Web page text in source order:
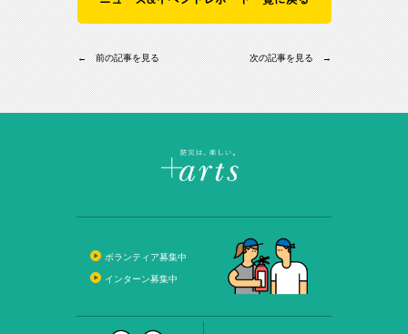
← 前の記事を見る 次の記事を見る →
ボランティア募集中
インターン募集中